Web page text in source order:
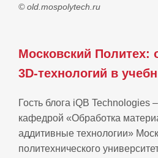
© old.mospolytech.ru
Московский Политех:
3D‑технологий в
Гость блога iQB Technologies
кафедрой «Обработка
аддитивные технологии»
политехнического